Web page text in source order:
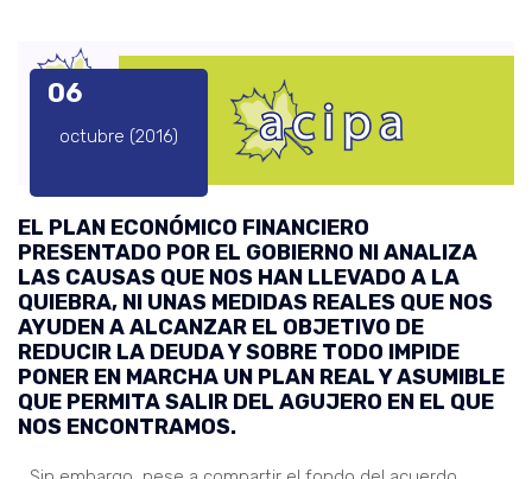
06
octubre (2016)
EL PLAN ECONÓMICO FINANCIERO
PRESENTADO POR EL GOBIERNO NI ANALIZA
LAS CAUSAS QUE NOS HAN LLEVADO A LA
QUIEBRA, NI UNAS MEDIDAS REALES QUE NOS
AYUDEN A ALCANZAR EL OBJETIVO DE
REDUCIR LA DEUDA Y SOBRE TODO IMPIDE
PONER EN MARCHA UN PLAN REAL Y ASUMIBLE
QUE PERMITA SALIR DEL AGUJERO EN EL QUE
NOS ENCONTRAMOS.